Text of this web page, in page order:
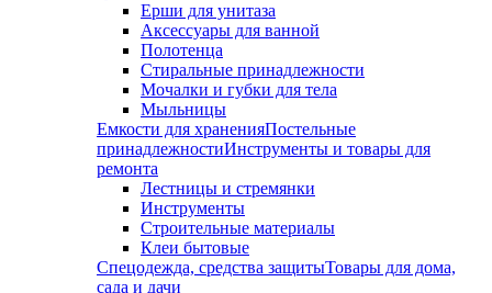
Ерши для унитаза
Аксессуары для ванной
Полотенца
Стиральные принадлежности
Мочалки и губки для тела
Мыльницы
Емкости для храненияПостельные
принадлежностиИнструменты и товары для
ремонта
Лестницы и стремянки
Инструменты
Строительные материалы
Клеи бытовые
Спецодежда, средства защитыТовары для дома,
сада и дачи